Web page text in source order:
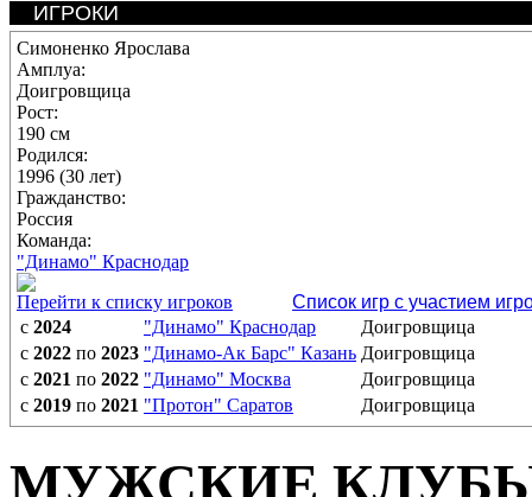
ИГРОКИ
Симоненко Ярослава
Амплуа:
Доигровщица
Рост:
190 см
Родился:
1996 (30 лет)
Гражданство:
Россия
Команда:
"Динамо" Краснодар
Перейти к списку игроков
Список игр с участием
с 2024 "Динамо" Краснодар
Доигровщица
с 2022 по 2023 "Динамо-Ак Барс" Казань Доигровщица
с 2021 по 2022 "Динамо" Москва
Доигровщица
с 2019 по 2021 "Протон" Саратов Доигровщица
МУЖСКИЕ